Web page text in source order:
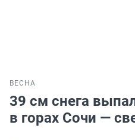
ВЕСНА
39 см снега
в горах Сочи —